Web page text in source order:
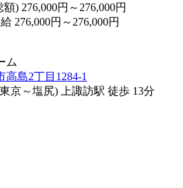
額) 276,000円～276,000円
276,000円～276,000円
ム
高島2丁目1284-1
京～塩尻) 上諏訪駅 徒歩 13分